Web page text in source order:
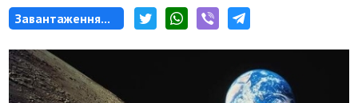
Завантаження...